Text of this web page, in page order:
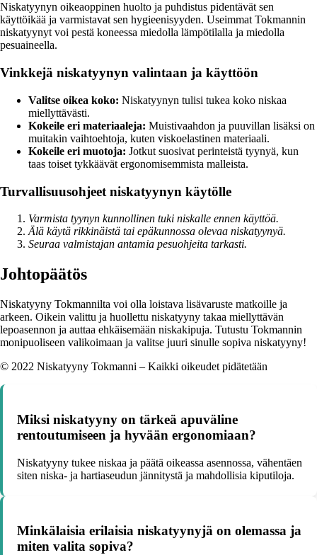
Niskatyynyn oikeaoppinen huolto ja puhdistus pidentävät sen
käyttöikää ja varmistavat sen hygieenisyyden. Useimmat Tokmannin
niskatyynyt voi pestä koneessa miedolla lämpötilalla ja miedolla
pesuaineella.
Vinkkejä niskatyynyn valintaan ja käyttöön
Valitse oikea koko: Niskatyynyn tulisi tukea koko niskaa
miellyttävästi.
Kokeile eri materiaaleja: Muistivaahdon ja puuvillan lisäksi on
muitakin vaihtoehtoja, kuten viskoelastinen materiaali.
Kokeile eri muotoja: Jotkut suosivat perinteistä tyynyä, kun
taas toiset tykkäävät ergonomisemmista malleista.
Turvallisuusohjeet niskatyynyn käytölle
Varmista tyynyn kunnollinen tuki niskalle ennen käyttöä.
Älä käytä rikkinäistä tai epäkunnossa olevaa niskatyynyä.
Seuraa valmistajan antamia pesuohjeita tarkasti.
Johtopäätös
Niskatyyny Tokmannilta voi olla loistava lisävaruste matkoille ja
arkeen. Oikein valittu ja huollettu niskatyyny takaa miellyttävän
lepoasennon ja auttaa ehkäisemään niskakipuja. Tutustu Tokmannin
monipuoliseen valikoimaan ja valitse juuri sinulle sopiva niskatyyny!
© 2022 Niskatyyny Tokmanni – Kaikki oikeudet pidätetään
Miksi niskatyyny on tärkeä apuväline
rentoutumiseen ja hyvään ergonomiaan?
Niskatyyny tukee niskaa ja päätä oikeassa asennossa, vähentäen
siten niska- ja hartiaseudun jännitystä ja mahdollisia kiputiloja.
Minkälaisia erilaisia niskatyynyjä on olemassa ja
miten valita sopiva?